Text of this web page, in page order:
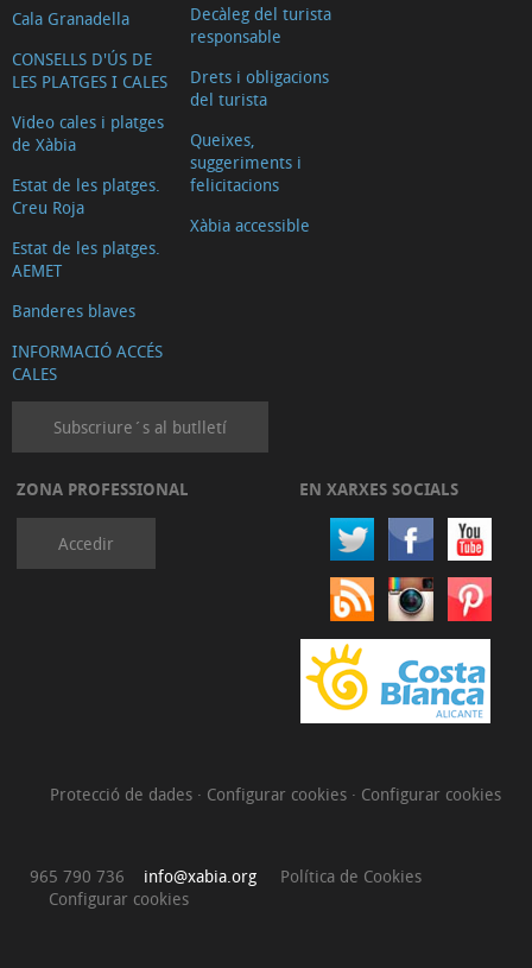
Cala Granadella
CONSELLS D'ÚS DE
LES PLATGES I CALES
Video cales i platges
de Xàbia
Estat de les platges.
Creu Roja
Estat de les platges.
AEMET
Banderes blaves
INFORMACIÓ ACCÉS
CALES
Decàleg del turista
responsable
Drets i obligacions
del turista
Queixes,
suggeriments i
felicitacions
Xàbia accessible
Subscriure´s al butlletí
ZONA PROFESSIONAL
Accedir
EN XARXES SOCIALS
Protecció de dades · Configurar cookies · Configurar cookies
965 790 736 info@xabia.org
Política de Cookies
Configurar cookies